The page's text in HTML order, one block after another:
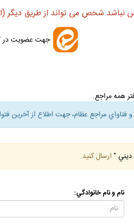
شخص مى تواند از طريق ديگر
جهت عضويت در
و فتاواي مراجع عظام، جهت اطلاع از آخرين
ديني " ارسال كنيد.
نام و نام خانوادگي: